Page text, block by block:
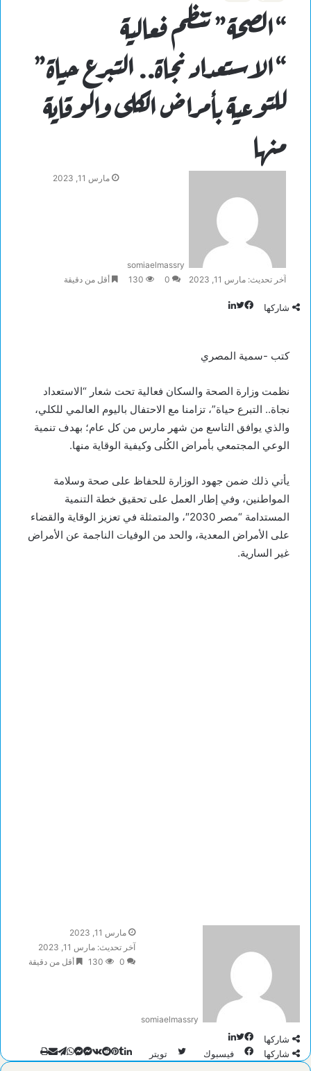
“الصحة” تنظم فعالية
“الاستعداد نجاة.. التبرع حياة”
للتوعية بأمراض الكلى والوقاية
منها
somiaelmassry
مارس 11, 2023
آخر تحديث: مارس 11, 2023 0
130 أقل من دقيقة
شاركها فيسبوك
تويتر
لينكدإن
كتب -سمية المصري
نظمت وزارة الصحة والسكان فعالية تحت شعار “الاستعداد
نجاة.. التبرع حياة”، تزامنا مع الاحتفال باليوم العالمي للكلي،
والذي يوافق التاسع من شهر مارس من كل عام؛ بهدف تنمية
الوعي المجتمعي بأمراض الكُلى وكيفية الوقاية منها.
يأتي ذلك ضمن جهود الوزارة للحفاظ على صحة وسلامة
المواطنين، وفي إطار العمل على تحقيق خطة التنمية
المستدامة “مصر 2030″، والمتمثلة في تعزيز الوقاية والقضاء
على الأمراض المعدية، والحد من الوفيات الناجمة عن الأمراض
غير السارية.
somiaelmassry
مارس 11, 2023
آخر تحديث: مارس 11, 2023
0
130 أقل من دقيقة
شاركها فيسبوك
تويتر
لينكدإن
شاركها
فيسبوك تويتر لينكدإن
بينتيريست
ماسنجر
ماسنجر
واتساب
تيلقرام
مشاركة
طباعة